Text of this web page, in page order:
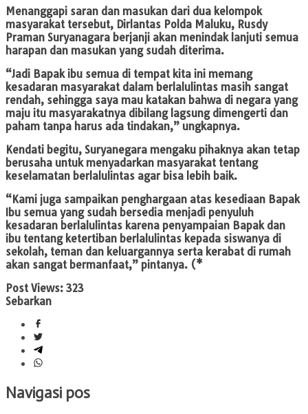
Menanggapi saran dan masukan dari dua kelompok
masyarakat tersebut, Dirlantas Polda Maluku, Rusdy
Praman Suryanagara berjanji akan menindak lanjuti semua
harapan dan masukan yang sudah diterima.
“Jadi Bapak ibu semua di tempat kita ini memang
kesadaran masyarakat dalam berlalulintas masih sangat
rendah, sehingga saya mau katakan bahwa di negara yang
maju itu masyarakatnya dibilang lagsung dimengerti dan
paham tanpa harus ada tindakan,” ungkapnya.
Kendati begitu, Suryanegara mengaku pihaknya akan tetap
berusaha untuk menyadarkan masyarakat tentang
keselamatan berlalulintas agar bisa lebih baik.
“Kami juga sampaikan penghargaan atas kesediaan Bapak
Ibu semua yang sudah bersedia menjadi penyuluh
kesadaran berlalulintas karena penyampaian Bapak dan
ibu tentang ketertiban berlalulintas kepada siswanya di
sekolah, teman dan keluargannya serta kerabat di rumah
akan sangat bermanfaat,” pintanya. (*
Post Views: 323
Sebarkan
Navigasi pos